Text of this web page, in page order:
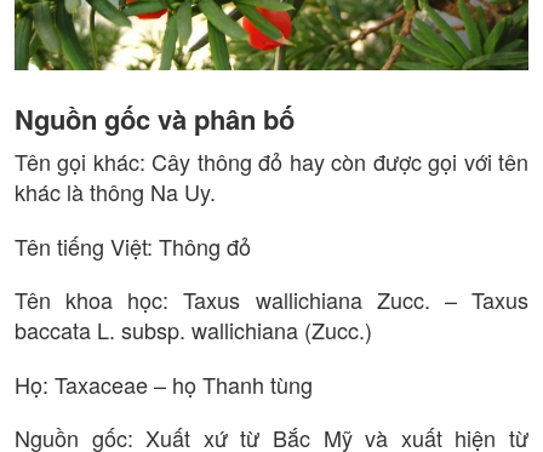
Nguồn gốc và phân bố
Tên gọi khác: Cây thông đỏ hay còn được gọi với tên
khác là thông Na Uy.
Tên tiếng Việt: Thông đỏ
Tên khoa học: Taxus wallichiana Zucc. – Taxus
baccata L. subsp. wallichiana (Zucc.)
Họ: Taxaceae – họ Thanh tùng
Nguồn gốc: Xuất xứ từ Bắc Mỹ và xuất hiện từ